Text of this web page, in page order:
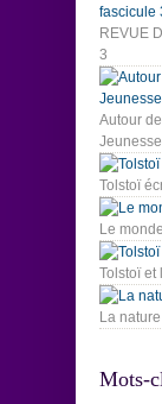
REVUE
3
Autour
Jeunesse
Tolstoï
Le
Tolstoï et
La
Mots-